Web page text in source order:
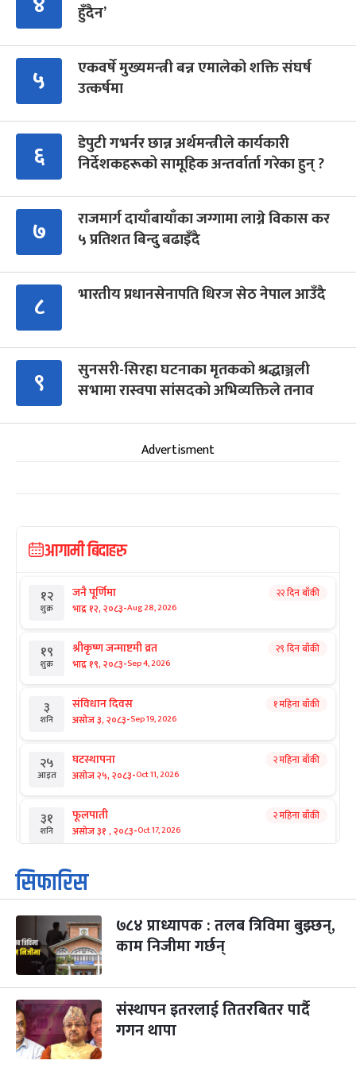
हुँदैन’
५
एकवर्षे मुख्यमन्त्री बन्न एमालेको शक्ति संघर्ष
उत्कर्षमा
६
डेपुटी गभर्नर छान्न अर्थमन्त्रीले कार्यकारी
निर्देशकहरूको सामूहिक अन्तर्वार्ता गरेका हुन् ?
७
राजमार्ग दायाँबायाँका जग्गामा लाग्ने विकास कर
५ प्रतिशत बिन्दु बढाइँदै
८ भारतीय प्रधानसेनापति धिरज सेठ नेपाल आउँदै
९
सुनसरी-सिरहा घटनाका मृतकको श्रद्धाञ्जली
सभामा रास्वपा सांसदको अभिव्यक्तिले तनाव
Advertisment
आगामी बिदाहरु
१२
शुक्र
जनै पूर्णिमा
भाद्र १२, २०८३-Aug 28, 2026
२२ दिन बाँकी
१९
शुक्र
श्रीकृष्ण जन्माष्टमी व्रत
भाद्र १९, २०८३-Sep 4, 2026
२९ दिन बाँकी
३
शनि
संविधान दिवस
असोज ३, २०८३-Sep 19, 2026
१ महिना बाँकी
२५
आइत
घटस्थापना
असोज २५, २०८३-Oct 11, 2026
२ महिना बाँकी
३१
शनि
फूलपाती
असोज ३१ , २०८३-Oct 17, 2026
२ महिना बाँकी
१
आइत
कार्तिक सङ्क्रान्ति
कार्तिक १, २०८३
३
मंगल
महानवमी
कार्तिक ३, २०८३-Oct 20, 2026
२ महिना बाँकी
४
बुध कार्तिक ४, २०८३
५
बिहि
पापा‌ङ्कुशा एकादशी व्रत
कार्तिक ५, २०८३
सिफारिस
७८४ प्राध्यापक : तलब त्रिविमा बुझ्छन्,
काम निजीमा गर्छन्
संस्थापन इतरलाई तितरबितर पार्दै
गगन थापा